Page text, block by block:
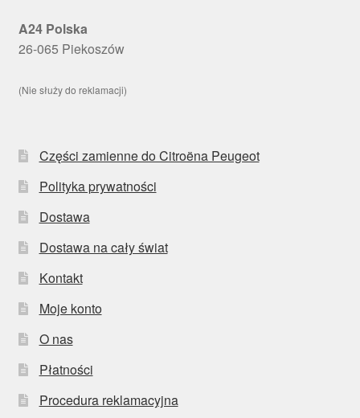
A24 Polska
26-065 Piekoszów
(Nie służy do reklamacji)
Części zamienne do Citroëna Peugeot
Polityka prywatności
Dostawa
Dostawa na cały świat
Kontakt
Moje konto
O nas
Płatności
Procedura reklamacyjna